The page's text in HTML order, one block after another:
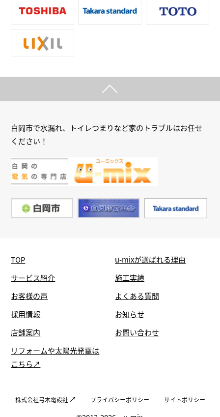
白岡市で水漏れ、トイレつまりなど家のトラブルはお任せ
ください！
TOP
u-mixが選ばれる理由
サービス紹介
施工実績
お客様の声
よくある質問
採用情報
お知らせ
店舗案内
お問い合わせ
リフォームや太陽光発電は
こちら↗
株式会社弓木電設社 プライバシーポリシー サイトポリシー